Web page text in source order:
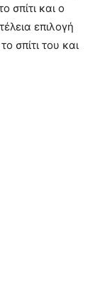
σπίτι και ο
επιλογή
σπίτι του και